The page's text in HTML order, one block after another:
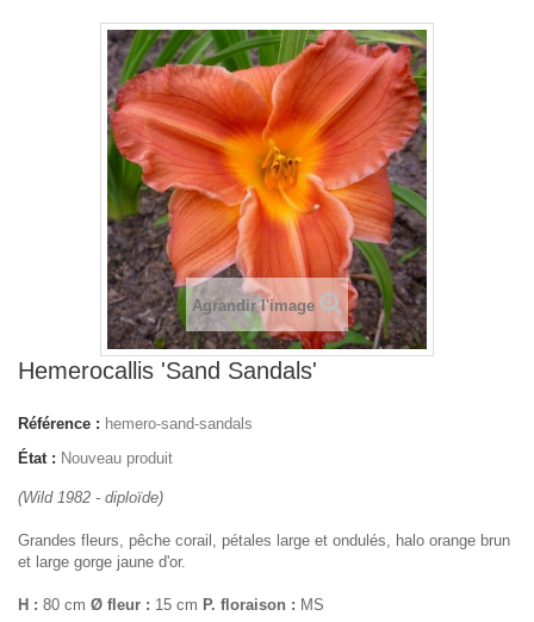
Agrandir l'image
Hemerocallis 'Sand Sandals'
Référence : hemero-sand-sandals
État : Nouveau produit
(Wild 1982 - diploïde)
Grandes fleurs, pêche corail, pétales large et ondulés, halo orange brun
et large gorge jaune d'or.
H : 80 cm Ø fleur : 15 cm P. floraison : MS